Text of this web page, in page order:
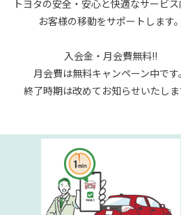
トヨタの安全・安心と快適なサービ
お客様の移動をサポートします。
入会金・月会費無料!!
月会費は無料キャンペーン中です。
終了時期は改めてお知らせいたしま